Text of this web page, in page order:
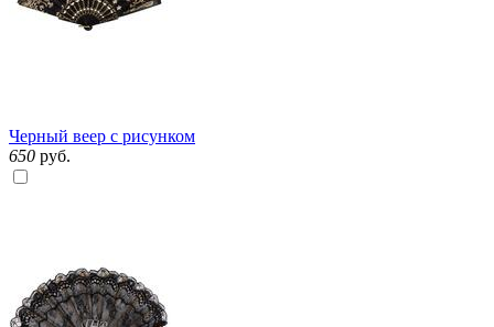
Черный веер с рисунком
650 руб.